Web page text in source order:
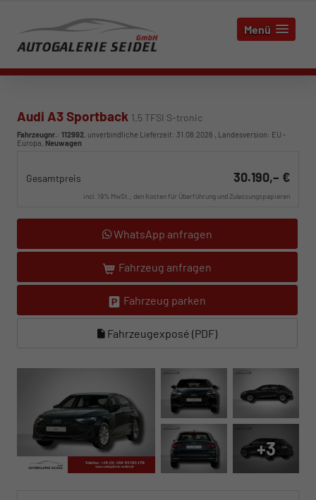
Menü
Audi A3 Sportback 1.5 TFSI S-tronic
Fahrzeugnr.: 112992, unverbindliche Lieferzeit: 31.08.2026 , Landesversion: EU -
Europa, Neuwagen
Gesamtpreis 30.190,– €
incl. 19% MwSt., den Kosten für Überführung und Zulassungspapieren
WhatsApp anfragen
Fahrzeug anfragen
Fahrzeug parken
Fahrzeugexposé (PDF)
+3